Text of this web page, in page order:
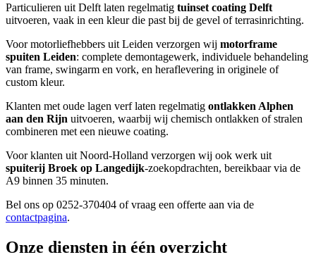
Particulieren uit Delft laten regelmatig tuinset coating Delft
uitvoeren, vaak in een kleur die past bij de gevel of terrasinrichting.
Voor motorliefhebbers uit Leiden verzorgen wij motorframe
spuiten Leiden: complete demontagewerk, individuele behandeling
van frame, swingarm en vork, en heraflevering in originele of
custom kleur.
Klanten met oude lagen verf laten regelmatig ontlakken Alphen
aan den Rijn uitvoeren, waarbij wij chemisch ontlakken of stralen
combineren met een nieuwe coating.
Voor klanten uit Noord-Holland verzorgen wij ook werk uit
spuiterij Broek op Langedijk-zoekopdrachten, bereikbaar via de
A9 binnen 35 minuten.
Bel ons op 0252-370404 of vraag een offerte aan via de
contactpagina.
Onze diensten in één overzicht